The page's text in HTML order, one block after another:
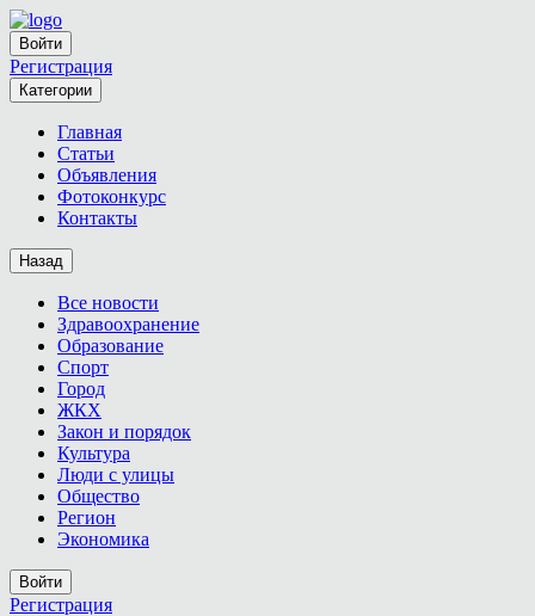
Войти
Регистрация
Категории
Главная
Статьи
Объявления
Фотоконкурс
Контакты
Назад
Все новости
Здравоохранение
Образование
Спорт
Город
ЖКХ
Закон и порядок
Культура
Люди с улицы
Общество
Регион
Экономика
Войти
Регистрация